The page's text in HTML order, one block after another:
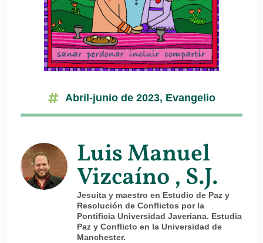
Abril-junio de 2023, Evangelio
Luis Manuel
Vizcaíno , S.J.
Jesuita y maestro en Estudio de Paz y
Resolución de Conflictos por la
Pontificia Universidad Javeriana. Estudia
Paz y Conflicto en la Universidad de
Manchester.